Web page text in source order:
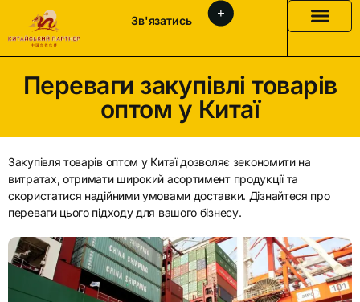
Зв'язатись
Переваги закупівлі товарів
оптом у Китаї
Закупівля товарів оптом у Китаї дозволяє зекономити на
витратах, отримати широкий асортимент продукції та
скористатися надійними умовами доставки. Дізнайтеся про
переваги цього підходу для вашого бізнесу.